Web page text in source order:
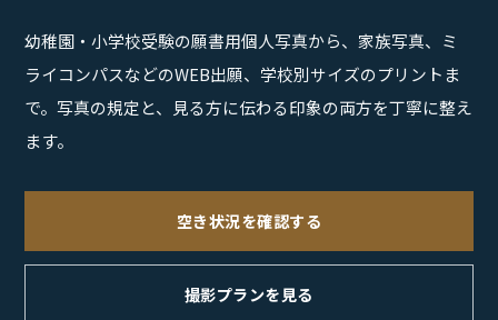
幼稚園・小学校受験の願書用個人写真から、家族写真、ミ
ライコンパスなどのWEB出願、学校別サイズのプリントま
で。写真の規定と、見る方に伝わる印象の両方を丁寧に整え
ます。
空き状況を確認する
撮影プランを見る